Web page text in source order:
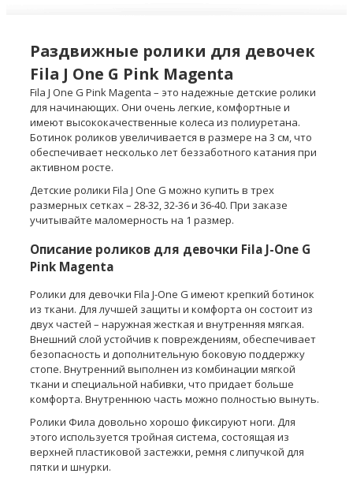
Раздвижные ролики для девочек
Fila J One G Pink Magenta
Fila J One G Pink Magenta – это надежные детские ролики
для начинающих. Они очень легкие, комфортные и
имеют высококачественные колеса из полиуретана.
Ботинок роликов увеличивается в размере на 3 см, что
обеспечивает несколько лет беззаботного катания при
активном росте.
Детские ролики Fila J One G можно купить в трех
размерных сетках – 28-32, 32-36 и 36-40. При заказе
учитывайте маломерность на 1 размер.
Описание роликов для девочки Fila J-One G
Pink Magenta
Ролики для девочки Fila J-One G имеют крепкий ботинок
из ткани. Для лучшей защиты и комфорта он состоит из
двух частей – наружная жесткая и внутренняя мягкая.
Внешний слой устойчив к повреждениям, обеспечивает
безопасность и дополнительную боковую поддержку
стопе. Внутренний выполнен из комбинации мягкой
ткани и специальной набивки, что придает больше
комфорта. Внутреннюю часть можно полностью вынуть.
Ролики Фила довольно хорошо фиксируют ноги. Для
этого используется тройная система, состоящая из
верхней пластиковой застежки, ремня с липучкой для
пятки и шнурки.